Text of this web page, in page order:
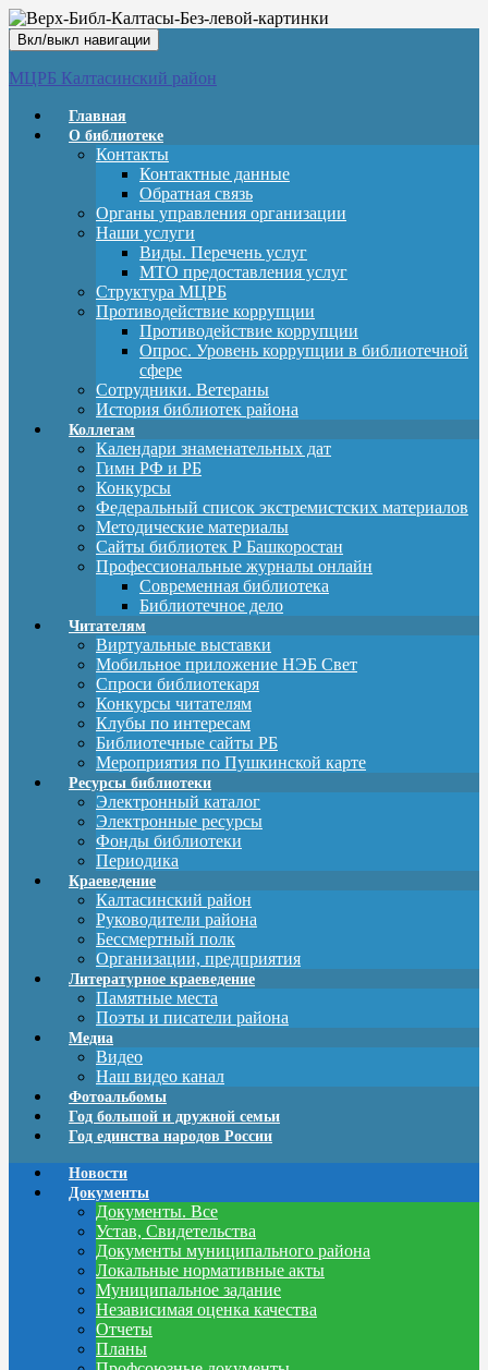
Вкл/выкл навигации
МЦРБ Калтасинский район
Главная
О библиотеке
Контакты
Контактные данные
Обратная связь
Органы управления организации
Наши услуги
Виды. Перечень услуг
МТО предоставления услуг
Структура МЦРБ
Противодействие коррупции
Противодействие коррупции
Опрос. Уровень коррупции в библиотечной
сфере
Сотрудники. Ветераны
История библиотек района
Коллегам
Календари знаменательных дат
Гимн РФ и РБ
Конкурсы
Федеральный список экстремистских материалов
Методические материалы
Сайты библиотек Р Башкоростан
Профессиональные журналы онлайн
Современная библиотека
Библиотечное дело
Читателям
Виртуальные выставки
Мобильное приложение НЭБ Свет
Спроси библиотекаря
Конкурсы читателям
Клубы по интересам
Библиотечные сайты РБ
Мероприятия по Пушкинской карте
Ресурсы библиотеки
Электронный каталог
Электронные ресурсы
Фонды библиотеки
Периодика
Краеведение
Калтасинский район
Руководители района
Бессмертный полк
Организации, предприятия
Литературное краеведение
Памятные места
Поэты и писатели района
Медиа
Видео
Наш видео канал
Фотоальбомы
Год большой и дружной семьи
Год единства народов России
Новости
Документы
Документы. Все
Устав, Свидетельства
Документы муниципального района
Локальные нормативные акты
Муниципальное задание
Независимая оценка качества
Отчеты
Планы